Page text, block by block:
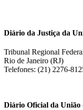
Diário da Justiça da
Tribunal Regional
Rio de Janeiro (RJ)
Telefones: (21) 2276-
Diário Oficial da União